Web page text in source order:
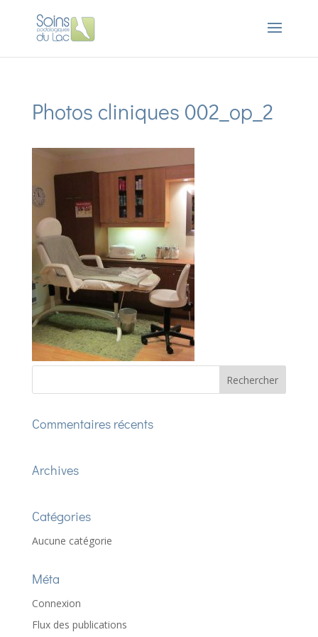
Photos cliniques 002_op_2
Commentaires récents
Archives
Catégories
Aucune catégorie
Méta
Connexion
Flux des publications